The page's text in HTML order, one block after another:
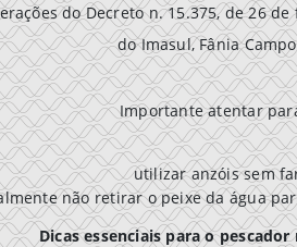
do Decreto n. 15.375, de 26
do Imasul, Fânia
Importante atentar
utilizar anzóis sem
não retirar o peixe da água
Dicas essenciais para o